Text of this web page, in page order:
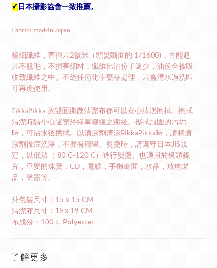
✔ 日本攝影協會一致推薦。
Fabrics madein Japan
極細纖維，直徑只 2微米（頭髮斷面的 1/1600) ，性能超
凡不脫毛，不損害細材，纖維比油份子還少，油份全被吸
收致纖維之中。不經任何化學藥品處理，只需清水過洗即
可再度使用。
PikkaPikka 的雙面纖微清潔布都可以安心清潔擦拭。擦拭
清潔時請小心避開外緣車縫線之纖維。擦拭頑固的污垢
時，可沾水後擦拭。以清潔劑清潔 PikkaPikka時，請將清
潔劑徹底洗淨，不要有殘留。熨燙時，請遵守日本JIS規
定，以低溫（ 80 C-120 C）進行熨燙。也適用於鏡頭鏡
片，重要的珠寶， CD ，電腦，手機畫面，水晶，玻璃製
品，樂器等。
外包裝尺寸： 15 x 15 CM
清潔布尺寸：19 x 19 CM
布成份： 100 ﹪ Polyester
了解更多